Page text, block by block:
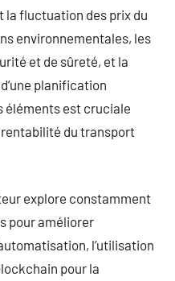
la fluctuation des prix du
environnementales, les
et de sûreté, et la
planification
éléments est cruciale
du transport
explore constamment
pour améliorer
l’utilisation
pour la